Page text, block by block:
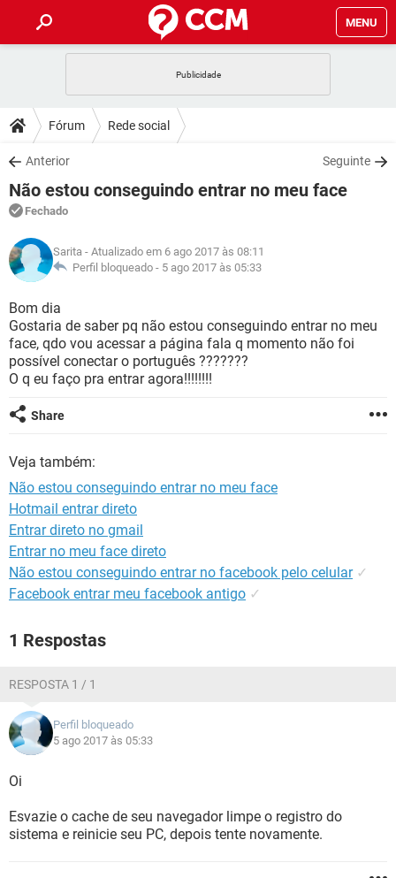
MENU
CELULAR
OUTLOOK
INSTAGRAM GMAIL
GUIA DE COMPRAS
DICAS
JOGOS
OUTLOOK
INSTAGRAM
GUIA DE COMPRAS
DOWNLOADS
JOGOS WHATSAPP
CELULAR
OUTLOOK EXCEL
INSTAGRAM
GUIA DE COMPRAS
FÓRUM
JOGOS
CELULAR FACEBOOK
INSTAGRAM GMAIL
GUIA DE COMPRAS
GLOSSÁRIO
JOGOS
CELULAR
OUTLOOK EXCEL
INSTAGRAM
Fórum Rede social
Anterior Seguinte
Não estou conseguindo entrar no meu face
Fechado
Sarita - Atualizado em 6 ago 2017 às 08:11
Perfil bloqueado - 5 ago 2017 às 05:33
Bom dia
Gostaria de saber pq não estou conseguindo entrar no meu
face, qdo vou acessar a página fala q momento não foi
possível conectar o português ???????
O q eu faço pra entrar agora!!!!!!!!
Share
Veja também:
Não estou conseguindo entrar no meu face
Hotmail entrar direto
Entrar direto no gmail
Entrar no meu face direto
Não estou conseguindo entrar no facebook pelo celular ✓
Facebook entrar meu facebook antigo ✓
1 Respostas
RESPOSTA 1 / 1
Perfil bloqueado
5 ago 2017 às 05:33
Oi
Esvazie o cache de seu navegador limpe o registro do
sistema e reinicie seu PC, depois tente novamente.